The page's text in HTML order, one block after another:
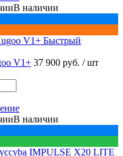
В наличии
Быстрый
V1+ 37 900 руб. / шт
В наличии